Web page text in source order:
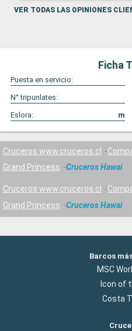
VER TODAS LAS OPINIONES
Ficha
Puesta en servicio:
N° tripunlates:
Eslora:
m
Cruceros www.cruceros.cl
Grand Princess
Cruceros Hawai
Cruceros www.cruceros.cl
Grand Princess
Cruceros Hawai
Barcos
MSC
Icon of
Costa